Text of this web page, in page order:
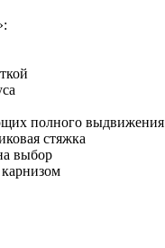
полного выдвижения
стяжка
выбор